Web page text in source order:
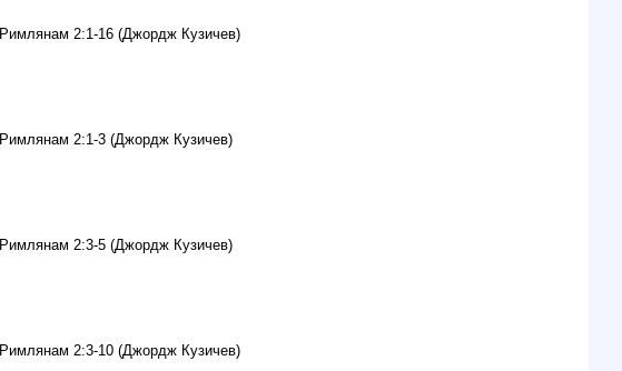
Римлянам 2:1-16 (Джордж Кузичев)
Римлянам 2:1-3 (Джордж Кузичев)
Римлянам 2:3-5 (Джордж Кузичев)
Римлянам 2:3-10 (Джордж Кузичев)